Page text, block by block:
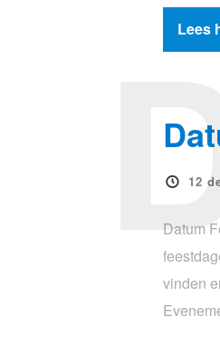
Lees
12
Datum
vinden